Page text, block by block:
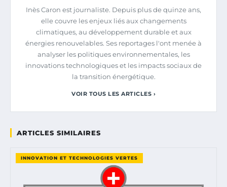
Inès Caron est journaliste. Depuis plus de quinze ans,
elle couvre les enjeux liés aux changements
climatiques, au développement durable et aux
énergies renouvelables. Ses reportages l'ont menée à
analyser les politiques environnementales, les
innovations technologiques et les impacts sociaux de
la transition énergétique.
VOIR TOUS LES ARTICLES ›
ARTICLES SIMILAIRES
INNOVATION ET TECHNOLOGIES VERTES